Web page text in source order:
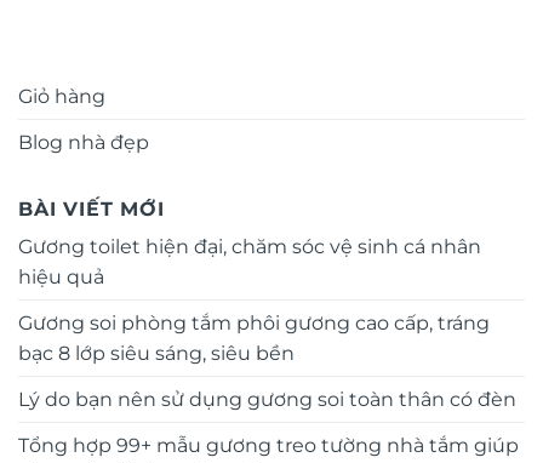
Giỏ hàng
Blog nhà đẹp
BÀI VIẾT MỚI
Gương toilet hiện đại, chăm sóc vệ sinh cá nhân
hiệu quả
Gương soi phòng tắm phôi gương cao cấp, tráng
bạc 8 lớp siêu sáng, siêu bền
Lý do bạn nên sử dụng gương soi toàn thân có đèn
Tổng hợp 99+ mẫu gương treo tường nhà tắm giúp